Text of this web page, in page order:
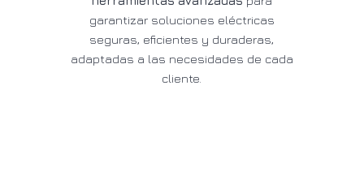
garantizar soluciones eléctricas
seguras, eficientes y duraderas,
adaptadas a las necesidades de cada
cliente.